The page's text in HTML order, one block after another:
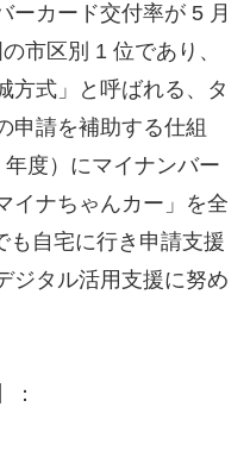
ーカード交付率が 5 月
市区別 1 位であり、
方式」と呼ばれる、タ
申請を補助する仕組
度）にマイナンバー
イナちゃんカー」を全
も自宅に行き申請支援
ジタル活用支援に努め
：